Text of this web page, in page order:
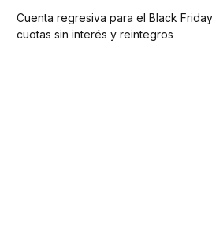
Cuenta regresiva para el Black
cuotas sin interés y reintegros